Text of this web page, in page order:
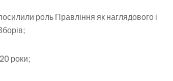
роль Правління як наглядового і
роки;